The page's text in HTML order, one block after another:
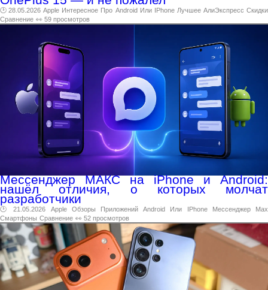
🕑 28.05.2026 Apple Интересное Про Android Или IPhone Лучшее АлиЭкспресс Скидки
Сравнение 👀 59 просмотров
Мессенджер МАКС на iPhone и Android:
нашёл отличия, о которых молчат
разработчики
🕑 21.05.2026 Apple Обзоры Приложений Android Или IPhone Мессенджер
Max
Смартфоны Сравнение 👀 52 просмотров